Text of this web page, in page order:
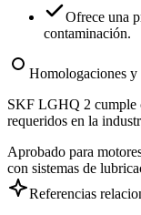
Ofrece una
contaminación.
Homologaciones y
SKF LGHQ 2 cumple
requeridos en la
Aprobado para
con sistemas de
Referencias